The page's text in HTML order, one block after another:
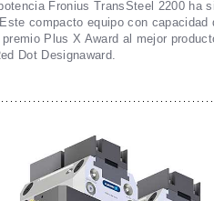
Fronius TransSteel 2200 ha
compacto equipo con capacidad
premio Plus X Award al mejor
Dot Designaward.